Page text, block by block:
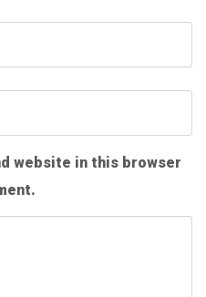
website in this browser